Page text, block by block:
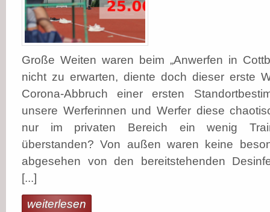
Große Weiten waren beim „Anwerfen in
nicht zu erwarten, diente doch dieser erste
Corona-Abbruch einer ersten
unsere Werferinnen und Werfer diese
nur im privaten Bereich ein wenig
überstanden? Von außen waren keine
abgesehen von den bereitstehenden
[...]
weiterlesen